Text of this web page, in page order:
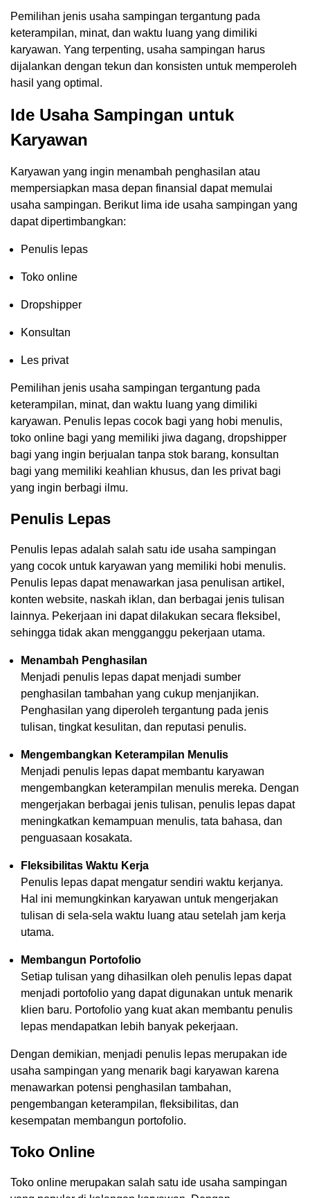
Pemilihan jenis usaha sampingan tergantung pada
keterampilan, minat, dan waktu luang yang dimiliki
karyawan. Yang terpenting, usaha sampingan harus
dijalankan dengan tekun dan konsisten untuk memperoleh
hasil yang optimal.
Ide Usaha Sampingan untuk
Karyawan
Karyawan yang ingin menambah penghasilan atau
mempersiapkan masa depan finansial dapat memulai
usaha sampingan. Berikut lima ide usaha sampingan yang
dapat dipertimbangkan:
Penulis lepas
Toko online
Dropshipper
Konsultan
Les privat
Pemilihan jenis usaha sampingan tergantung pada
keterampilan, minat, dan waktu luang yang dimiliki
karyawan. Penulis lepas cocok bagi yang hobi menulis,
toko online bagi yang memiliki jiwa dagang, dropshipper
bagi yang ingin berjualan tanpa stok barang, konsultan
bagi yang memiliki keahlian khusus, dan les privat bagi
yang ingin berbagi ilmu.
Penulis Lepas
Penulis lepas adalah salah satu ide usaha sampingan
yang cocok untuk karyawan yang memiliki hobi menulis.
Penulis lepas dapat menawarkan jasa penulisan artikel,
konten website, naskah iklan, dan berbagai jenis tulisan
lainnya. Pekerjaan ini dapat dilakukan secara fleksibel,
sehingga tidak akan mengganggu pekerjaan utama.
Menambah Penghasilan
Menjadi penulis lepas dapat menjadi sumber
penghasilan tambahan yang cukup menjanjikan.
Penghasilan yang diperoleh tergantung pada jenis
tulisan, tingkat kesulitan, dan reputasi penulis.
Mengembangkan Keterampilan Menulis
Menjadi penulis lepas dapat membantu karyawan
mengembangkan keterampilan menulis mereka. Dengan
mengerjakan berbagai jenis tulisan, penulis lepas dapat
meningkatkan kemampuan menulis, tata bahasa, dan
penguasaan kosakata.
Fleksibilitas Waktu Kerja
Penulis lepas dapat mengatur sendiri waktu kerjanya.
Hal ini memungkinkan karyawan untuk mengerjakan
tulisan di sela-sela waktu luang atau setelah jam kerja
utama.
Membangun Portofolio
Setiap tulisan yang dihasilkan oleh penulis lepas dapat
menjadi portofolio yang dapat digunakan untuk menarik
klien baru. Portofolio yang kuat akan membantu penulis
lepas mendapatkan lebih banyak pekerjaan.
Dengan demikian, menjadi penulis lepas merupakan ide
usaha sampingan yang menarik bagi karyawan karena
menawarkan potensi penghasilan tambahan,
pengembangan keterampilan, fleksibilitas, dan
kesempatan membangun portofolio.
Toko Online
Toko online merupakan salah satu ide usaha sampingan